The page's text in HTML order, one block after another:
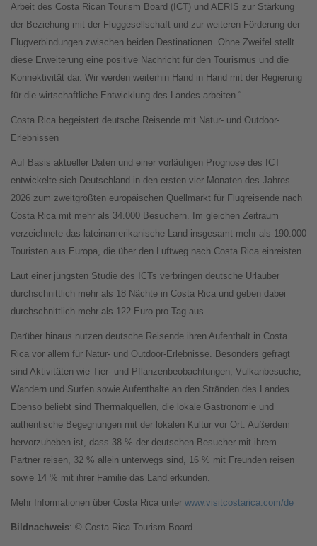
Arbeit des Costa Rican Tourism Board (ICT) und AERIS zur Stärkung
der Beziehung mit der Fluggesellschaft und zur weiteren Förderung der
Flugverbindungen zwischen beiden Destinationen. Ohne Zweifel stellt
diese Erweiterung eine positive Nachricht für den Tourismus und die
Konnektivität dar. Wir werden weiterhin Hand in Hand mit der Regierung
für die wirtschaftliche Entwicklung des Landes arbeiten.“
Costa Rica begeistert deutsche Reisende mit Natur- und Outdoor-
Erlebnissen
Auf Basis aktueller Daten und einer vorläufigen Prognose des ICT
entwickelte sich Deutschland in den ersten vier Monaten des Jahres
2026 zum zweitgrößten europäischen Quellmarkt für Flugreisende nach
Costa Rica mit mehr als 34.000 Besuchern. Im gleichen Zeitraum
verzeichnete das lateinamerikanische Land insgesamt mehr als 190.000
Touristen aus Europa, die über den Luftweg nach Costa Rica einreisten.
Laut einer jüngsten Studie des ICTs verbringen deutsche Urlauber
durchschnittlich mehr als 18 Nächte in Costa Rica und geben dabei
durchschnittlich mehr als 122 Euro pro Tag aus.
Darüber hinaus nutzen deutsche Reisende ihren Aufenthalt in Costa
Rica vor allem für Natur- und Outdoor-Erlebnisse. Besonders gefragt
sind Aktivitäten wie Tier- und Pflanzenbeobachtungen, Vulkanbesuche,
Wandern und Surfen sowie Aufenthalte an den Stränden des Landes.
Ebenso beliebt sind Thermalquellen, die lokale Gastronomie und
authentische Begegnungen mit der lokalen Kultur vor Ort. Außerdem
hervorzuheben ist, dass 38 % der deutschen Besucher mit ihrem
Partner reisen, 32 % allein unterwegs sind, 16 % mit Freunden reisen
sowie 14 % mit ihrer Familie das Land erkunden.
Mehr Informationen über Costa Rica unter www.visitcostarica.com/de
Bildnachweis: © Costa Rica Tourism Board